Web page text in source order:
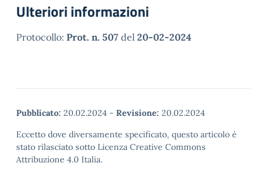
Ulteriori informazioni
Protocollo: Prot. n. 507 del 20-02-2024
Pubblicato: 20.02.2024 - Revisione: 20.02.2024
Eccetto dove diversamente specificato, questo articolo è
stato rilasciato sotto Licenza Creative Commons
Attribuzione 4.0 Italia.